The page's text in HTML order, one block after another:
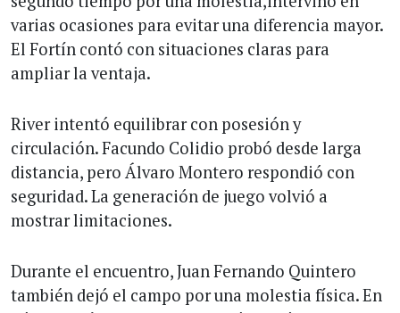
varias ocasiones para evitar una diferencia mayor.
El Fortín contó con situaciones claras para
ampliar la ventaja.
River intentó equilibrar con posesión y
circulación. Facundo Colidio probó desde larga
distancia, pero Álvaro Montero respondió con
seguridad. La generación de juego volvió a
mostrar limitaciones.
Durante el encuentro, Juan Fernando Quintero
también dejó el campo por una molestia física. En